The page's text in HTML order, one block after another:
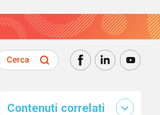
Cerca
Contenuti correlati